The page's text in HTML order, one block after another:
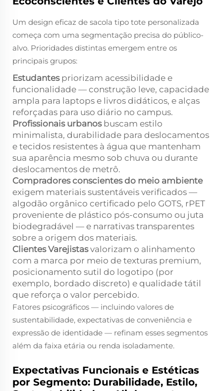
Um design eficaz de sacola tipo tote personalizada
começa com uma segmentação precisa do público-
alvo. Prioridades distintas emergem entre os
principais grupos:
Estudantes priorizam acessibilidade e
funcionalidade — construção leve, capacidade
ampla para laptops e livros didáticos, e alças
reforçadas para uso diário no campus.
Profissionais urbanos buscam estilo
minimalista, durabilidade para deslocamentos
e tecidos resistentes à água que mantenham
sua aparência mesmo sob chuva ou durante
deslocamentos de metrô.
Compradores conscientes do meio ambiente
exigem materiais sustentáveis verificados —
algodão orgânico certificado pelo GOTS, rPET
proveniente de plástico pós-consumo ou juta
biodegradável — e narrativas transparentes
sobre a origem dos materiais.
Clientes Varejistasvalorizam o alinhamento
com a marca por meio de texturas premium,
posicionamento sutil do logotipo (por
exemplo, bordado discreto) e qualidade tátil
que reforça o valor percebido.
Fatores psicográficos — incluindo valores de
sustentabilidade, expectativas de conveniência e
expressão de identidade — refinam esses segmentos
além da faixa etária ou renda isoladamente.
Expectativas Funcionais e Estéticas
por Segmento: Durabilidade, Estilo,